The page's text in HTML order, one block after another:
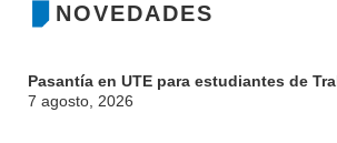
NOVEDADES
Pasantía en UTE para estudiantes de
7 agosto, 2026